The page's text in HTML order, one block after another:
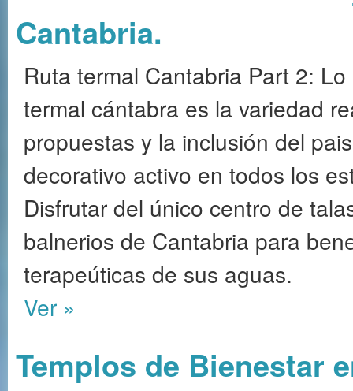
Cantabria.
Ruta termal Cantabria Part 2:
termal cántabra es la variedad
propuestas y la inclusión del
decorativo activo en todos los
Disfrutar del único centro de
balnerios de Cantabria para
terapeúticas de sus aguas.
Ver »
Templos de Bienestar